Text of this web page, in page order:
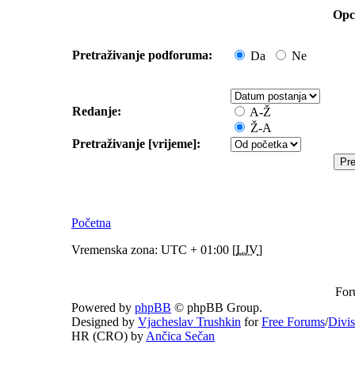
Pretraživanje podforuma: Da Ne
Redanje:
A-Ž
Ž-A
Pretraživanje [vrijeme]:
Početna
Vremenska zona: UTC + 01:00 [LJV]
Powered by phpBB © phpBB Group.
Designed by Vjacheslav Trushkin forFree Forums/
HR (CRO) by Ančica Sečan